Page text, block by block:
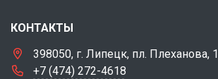
КОНТАКТЫ
398050, г. Липецк, пл. Плеханова, 1
+7 (474) 272-4618